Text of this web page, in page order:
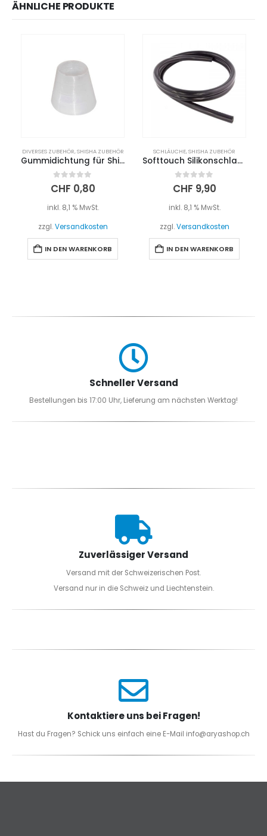
ÄHNLICHE PRODUKTE
DIVERSES ZUBEHÖR,SHISHA ZUBEHÖR
Gummidichtung für Shishaschlauch – Silikon
0 out of 5
CHF 0,80
inkl. 8,1 % MwSt.
zzgl.Versandkosten
IN DEN WARENKORB
SCHLÄUCHE,SHISHA ZUBEHÖR
Softtouch Silikonschlauch – Schwarz
0out of 5
CHF 9,90
inkl. 8,1 % MwSt.
zzgl.Versandkosten
IN DEN WARENKORB
Schneller Versand
Bestellungen bis 17:00 Uhr, Lieferung am nächsten Werktag!
Zuverlässiger Versand
Versand mit der Schweizerischen Post.
Versand nur in die Schweiz und Liechtenstein.
Kontaktiere uns bei Fragen!
Hast du Fragen? Schick uns einfach eine E-Mail info@aryashop.ch